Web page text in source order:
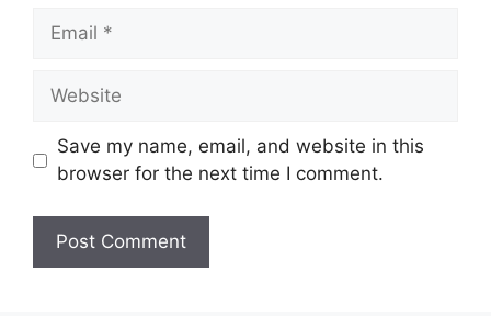
Email
Website
Save my name, email, and website in this
browser for the next time I comment.